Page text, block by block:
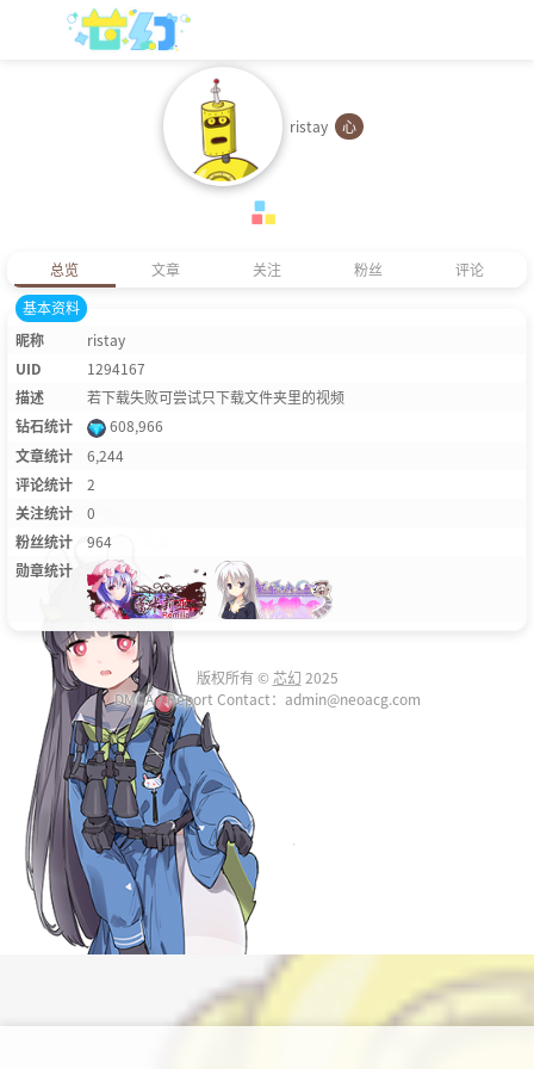
ristay 心
总览 文章 关注 粉丝
评论
基本资料
昵称
ristay
UID
1294167
描述
若下载失败可尝试只下载文件夹里的视频
钻石统计
608,966
文章统计
6,244
评论统计
2
关注统计
0
粉丝统计
964
勋章统计
版权所有 © 芯幻 2025
DMCA / Report Contact：admin@neoacg.com